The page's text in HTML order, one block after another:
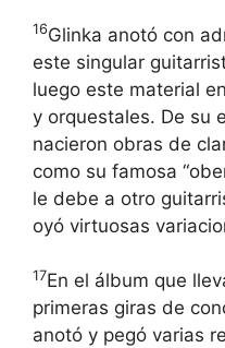
16Glinka anotó con
este singular
luego este material
y orquestales. De su
nacieron obras de
como su famosa
le debe a otro
oyó virtuosas
17En el álbum que
primeras giras de
anotó y pegó varias